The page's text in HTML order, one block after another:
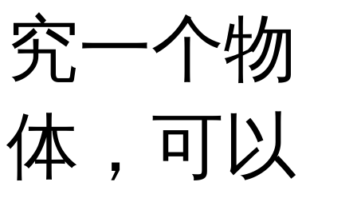
究一个物
体，可以